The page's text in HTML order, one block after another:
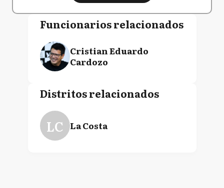
Funcionarios relacionados
Cristian Eduardo
Cardozo
Distritos relacionados
LC La Costa